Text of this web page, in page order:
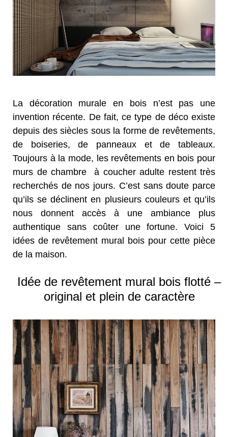
La décoration murale en bois n’est pas une
invention récente. De fait, ce type de déco existe
depuis des siècles sous la forme de revêtements,
de boiseries, de panneaux et de tableaux.
Toujours à la mode, les revêtements en bois pour
murs de chambre à coucher adulte restent très
recherchés de nos jours. C’est sans doute parce
qu’ils se déclinent en plusieurs couleurs et qu’ils
nous donnent accès à une ambiance plus
authentique sans coûter une fortune. Voici 5
idées de revêtement mural bois pour cette pièce
de la maison.
Idée de revêtement mural bois flotté –
original et plein de caractère